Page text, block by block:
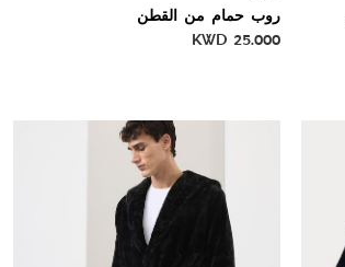
روب حمام من القطن
KWD 25.000